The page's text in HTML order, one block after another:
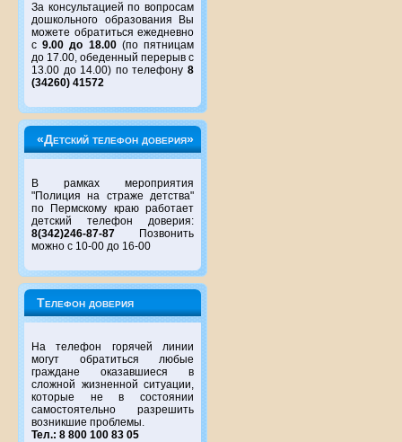
За консультацией по вопросам
дошкольного образования Вы
можете обратиться ежедневно
с9.00 до 18.00(по пятницам
до 17.00, обеденный перерыв с
13.00 до 14.00) по телефону 8
(34260) 41572
«Детский телефон доверия»
В рамках мероприятия
"Полиция на страже детства"
по Пермскому краю работает
детский телефон доверия:
8(342)246-87-87 Позвонить
можно с 10-00 до 16-00
Телефон доверия
На телефон горячей линии
могут обратиться любые
граждане оказавшиеся в
сложной жизненной ситуации,
которые не в состоянии
самостоятельно разрешить
возникшие проблемы.
Тел.: 8 800 100 83 05